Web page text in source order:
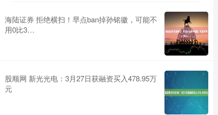
海陆证券 拒绝横扫！早点ban掉孙铭徽，可能不
用0比3…
股顺网 新光光电：3月27日获融资买入478.95万
元